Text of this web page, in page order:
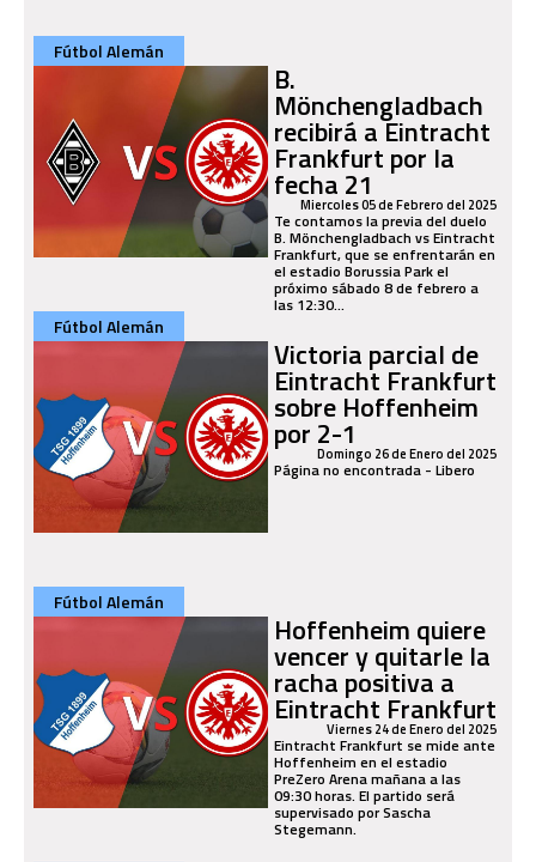
Fútbol Alemán
B.
Mönchengladbach
recibirá a Eintracht
Frankfurt por la
fecha 21
Miercoles 05 de Febrero del 2025
Te contamos la previa del duelo
B. Mönchengladbach vs Eintracht
Frankfurt, que se enfrentarán en
el estadio Borussia Park el
próximo sábado 8 de febrero a
las 12:30...
Fútbol Alemán
Victoria parcial de
Eintracht Frankfurt
sobre Hoffenheim
por 2-1Domingo 26 de Enero del 2025
Página no encontrada - Libero
Fútbol Alemán
Hoffenheim quiere
vencer y quitarle la
racha positiva a
Eintracht Frankfurt
Viernes 24 de Enero del 2025
Eintracht Frankfurt se mide ante
Hoffenheim en el estadio
PreZero Arena mañana a las
09:30 horas. El partido será
supervisado por Sascha
Stegemann.